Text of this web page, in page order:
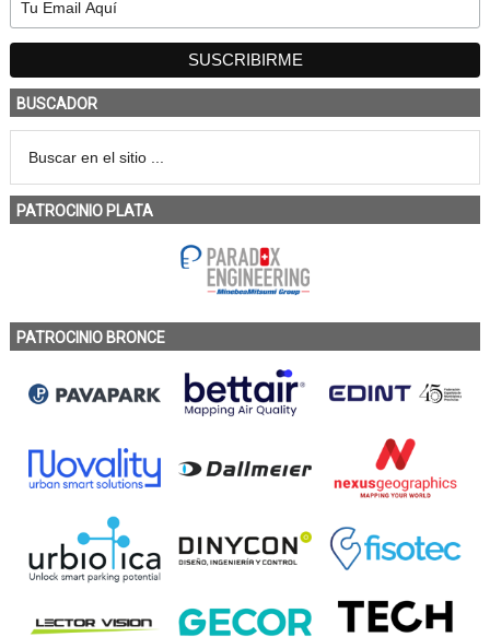
BUSCADOR
PATROCINIO PLATA
PATROCINIO BRONCE